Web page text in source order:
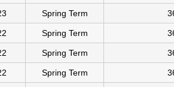
Spring Term
Spring Term
Spring Term
Spring Term